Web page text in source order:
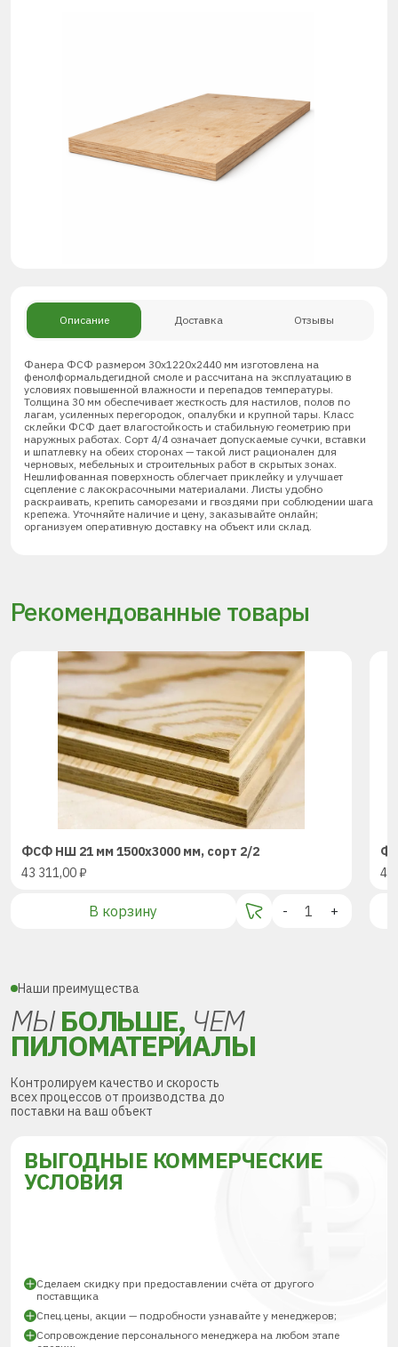
Описание Доставка Отзывы
Фанера ФСФ размером 30х1220х2440 мм изготовлена на
фенолформальдегидной смоле и рассчитана на эксплуатацию в
условиях повышенной влажности и перепадов температуры.
Толщина 30 мм обеспечивает жесткость для настилов, полов по
лагам, усиленных перегородок, опалубки и крупной тары. Класс
склейки ФСФ дает влагостойкость и стабильную геометрию при
наружных работах. Сорт 4/4 означает допускаемые сучки, вставки
и шпатлевку на обеих сторонах — такой лист рационален для
черновых, мебельных и строительных работ в скрытых зонах.
Нешлифованная поверхность облегчает приклейку и улучшает
сцепление с лакокрасочными материалами. Листы удобно
раскраивать, крепить саморезами и гвоздями при соблюдении шага
крепежа. Уточняйте наличие и цену, заказывайте онлайн;
организуем оперативную доставку на объект или склад.
Рекомендованные товары
ФСФ НШ 21 мм 1500х3000 мм, сорт 2/2
43 311,00₽
В корзину - +
43
Наши преимущества
МЫБОЛЬШЕ, ЧЕМ
ПИЛОМАТЕРИАЛЫ
Контролируем качество и скорость
всех процессов от производства до
поставки на ваш объект
ВЫГОДНЫЕ КОММЕРЧЕСКИЕ
УСЛОВИЯ
Сделаем скидку при предоставлении счёта от другого
поставщика
Спец.цены, акции — подробности узнавайте у менеджеров;
Сопровождение персонального менеджера на любом этапе